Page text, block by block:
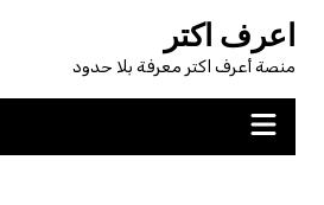
المحتوى
اعرف اكتر
منصة أعرف اكتر معرفة بلا حدود